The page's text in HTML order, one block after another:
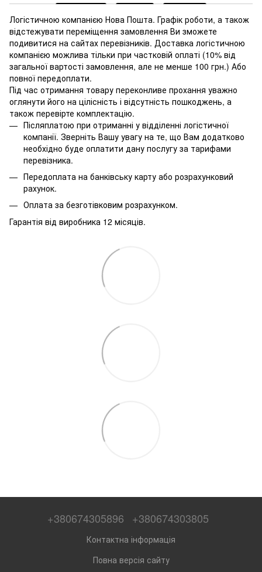
Логістичною компанією Нова Пошта. Графік роботи, а також
відстежувати переміщення замовлення Ви зможете
подивитися на сайтах перевізників. Доставка логістичною
компанією можлива тільки при частковій оплаті (10% від
загальної вартості замовлення, але не менше 100 грн.) Або
повної передоплати.
Під час отримання товару переконливе прохання уважно
оглянути його на цілісність і відсутність пошкоджень, а
також перевірте комплектацію.
Післяплатою при отриманні у відділенні логістичної
компанії. Зверніть Вашу увагу на те, що Вам додатково
необхідно буде оплатити дану послугу за тарифами
перевізника.
Передоплата на банківську карту або розрахунковий
рахунок.
Оплата за безготівковим розрахунком.
Гарантія від виробника 12 місяців.
+380674305896 +380674303805
Контактна інформація
Повна версія сайту